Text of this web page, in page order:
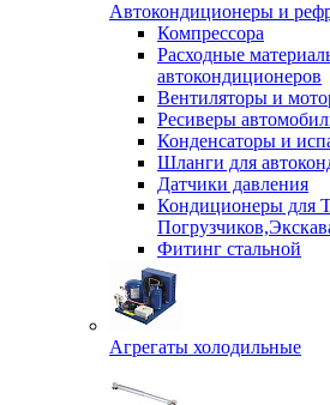
Автокондиционеры и
Компрессора
Расходные
автокондиционеров
Вентиляторы и
Ресиверы
Конденсаторы и
Шланги для
Датчики давления
Кондиционеры для
Фитинг стальной
Агрегаты холодильные